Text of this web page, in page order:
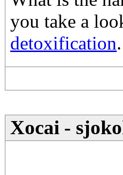
you take a
detoxification.
Xocai -